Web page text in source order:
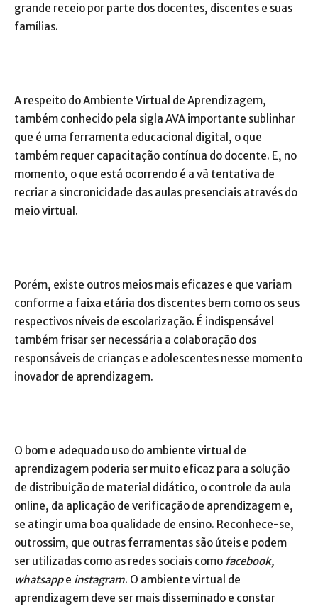
grande receio por parte dos docentes, discentes e suas
famílias.
A respeito do Ambiente Virtual de Aprendizagem,
também conhecido pela sigla AVA importante sublinhar
que é uma ferramenta educacional digital, o que
também requer capacitação contínua do docente. E, no
momento, o que está ocorrendo é a vã tentativa de
recriar a sincronicidade das aulas presenciais através do
meio virtual.
Porém, existe outros meios mais eficazes e que variam
conforme a faixa etária dos discentes bem como os seus
respectivos níveis de escolarização. É indispensável
também frisar ser necessária a colaboração dos
responsáveis de crianças e adolescentes nesse momento
inovador de aprendizagem.
O bom e adequado uso do ambiente virtual de
aprendizagem poderia ser muito eficaz para a solução
de distribuição de material didático, o controle da aula
online, da aplicação de verificação de aprendizagem e,
se atingir uma boa qualidade de ensino. Reconhece-se,
outrossim, que outras ferramentas são úteis e podem
ser utilizadas como as redes sociais como facebook,
whatsappe instagram. O ambiente virtual de
aprendizagem deve ser mais disseminado e constar